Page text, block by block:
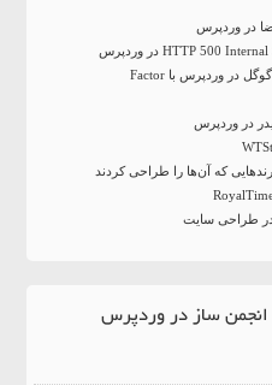
در وردپرس
آموزش فعالسازی ورود دو مرحله ای گوگل در وردپرس با Factor
در وردپرس
که آن‌ها را طراحی کردند